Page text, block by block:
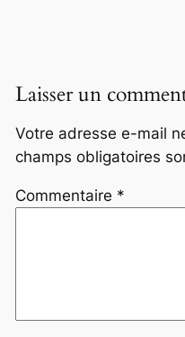
Laisser un
Votre adresse e-mail
champs obligatoires
Commentaire *